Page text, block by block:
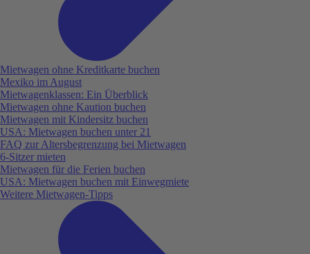
Mietwagen ohne Kreditkarte buchen
Mexiko im August
Mietwagenklassen: Ein Überblick
Mietwagen ohne Kaution buchen
Mietwagen mit Kindersitz buchen
USA: Mietwagen buchen unter 21
FAQ zur Altersbegrenzung bei Mietwagen
6-Sitzer mieten
Mietwagen für die Ferien buchen
USA: Mietwagen buchen mit Einwegmiete
Weitere Mietwagen-Tipps